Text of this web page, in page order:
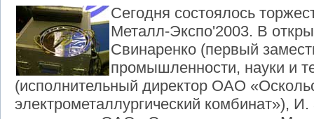
Сегодня состоялось
Металл-Экспо'2003. В
Свинаренко (первый
промышленности, науки и
(исполнительный директор ОАО
электрометаллургический комбинат»),